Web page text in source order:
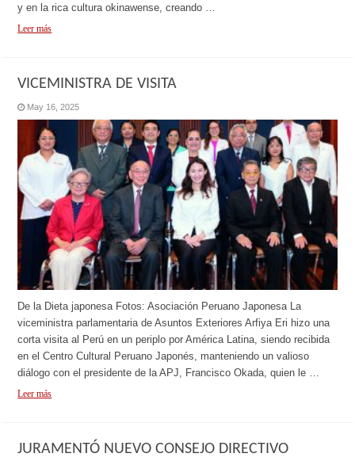
y en la rica cultura okinawense, creando …
Leer más
VICEMINISTRA DE VISITA
May 16, 2025
De la Dieta japonesa Fotos: Asociación Peruano Japonesa La
viceministra parlamentaria de Asuntos Exteriores Arfiya Eri hizo una
corta visita al Perú en un periplo por América Latina, siendo recibida
en el Centro Cultural Peruano Japonés, manteniendo un valioso
diálogo con el presidente de la APJ, Francisco Okada, quien le …
Leer más
JURAMENTÓ NUEVO CONSEJO DIRECTIVO